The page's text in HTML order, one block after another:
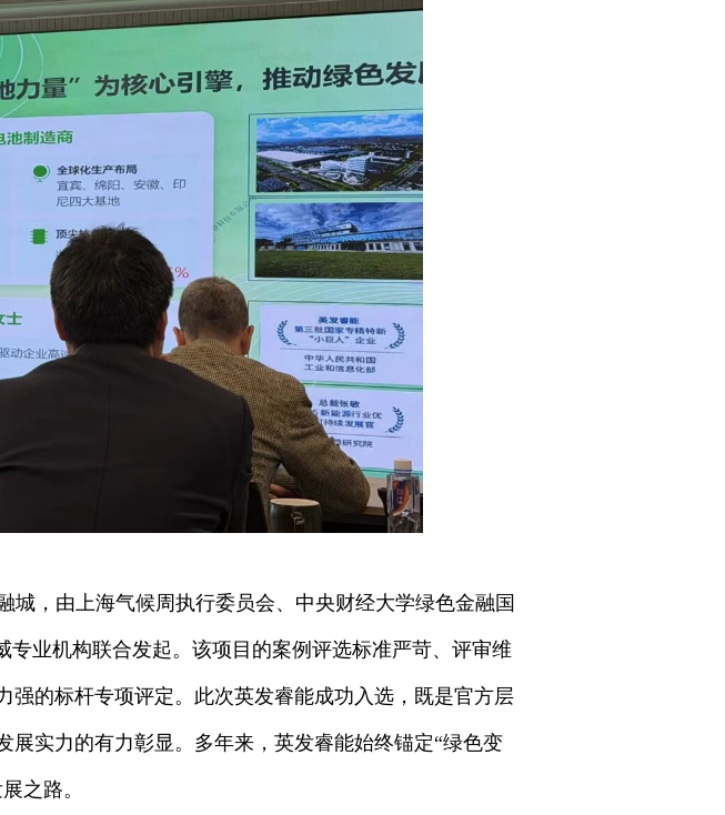
城，由上海气候周执行委员会、中央财经大学绿色金融国
业机构联合发起。该项目的案例评选标准严苛、评审维
的标杆专项评定。此次英发睿能成功入选，既是官方层
实力的有力彰显。多年来，英发睿能始终锚定“绿色变
之路。